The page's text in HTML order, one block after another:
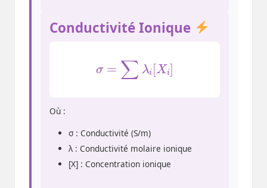
Conductivité Ionique
∑λ [ Xi]
Où :
σ : Conductivité (S/m)
λ : Conductivité molaire ionique
[X] : Concentration ionique